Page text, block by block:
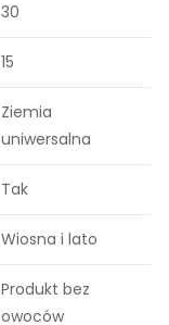
30
15
Ziemia
uniwersalna
Tak
Wiosna i lato
Produkt bez
owoców